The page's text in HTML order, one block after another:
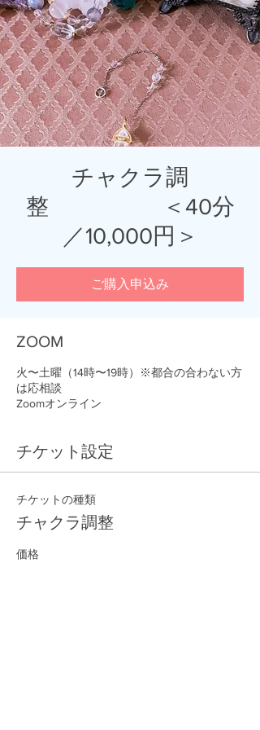
チャクラ調
整 ＜40分
／10,000円＞
ご購入申込み
ZOOM
火〜土曜（14時〜19時）※都合の合わない方
は応相談
Zoomオンライン
チケット設定
チケットの種類
チャクラ調整
価格